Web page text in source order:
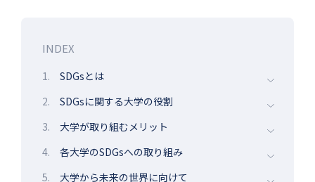
INDEX
1.
SDGsとは
2.
SDGsに関する大学の役割
3.
大学が取り組むメリット
4.
各大学のSDGsへの取り組み
5.
大学から未来の世界に向けて